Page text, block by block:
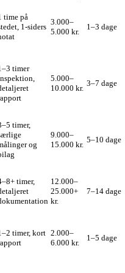
time på
1‑siders
3.000–
5.000 kr.
1–3 dage
timer
5.000–
10.000 kr.
3–7 dage
timer,
og
9.000–
15.000 kr.
5–10 dage
timer,
12.000–
25.000+
kr.
7–14 dage
timer, kort 2.000–
6.000 kr.
1–5 dage